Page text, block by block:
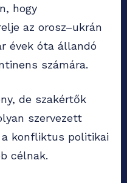
hogy
az orosz–ukrán
évek óta állandó
számára.
de szakértők
szervezett
konfliktus politikai
célnak.